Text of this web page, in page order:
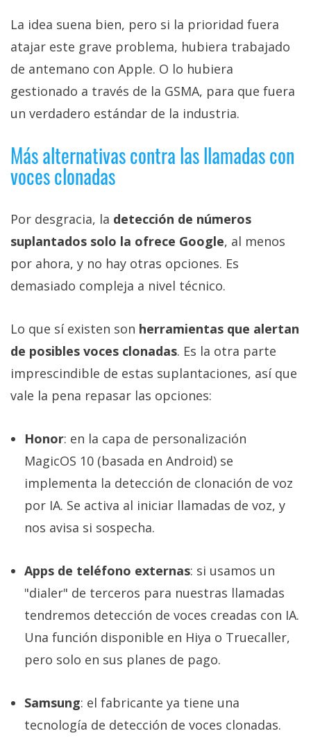
La idea suena bien, pero si la prioridad fuera
atajar este grave problema, hubiera trabajado
de antemano con Apple. O lo hubiera
gestionado a través de la GSMA, para que fuera
un verdadero estándar de la industria.
Más alternativas contra las llamadas con
voces clonadas
Por desgracia, la detección de números
suplantados solo la ofrece Google, al menos
por ahora, y no hay otras opciones. Es
demasiado compleja a nivel técnico.
Lo que sí existen son herramientas que alertan
de posibles voces clonadas. Es la otra parte
imprescindible de estas suplantaciones, así que
vale la pena repasar las opciones:
Honor: en la capa de personalización
MagicOS 10 (basada en Android) se
implementa la detección de clonación de voz
por IA. Se activa al iniciar llamadas de voz, y
nos avisa si sospecha.
Apps de teléfono externas: si usamos un
"dialer" de terceros para nuestras llamadas
tendremos detección de voces creadas con IA.
Una función disponible en Hiya o Truecaller,
pero solo en sus planes de pago.
Samsung: el fabricante ya tiene una
tecnología de detección de voces clonadas.